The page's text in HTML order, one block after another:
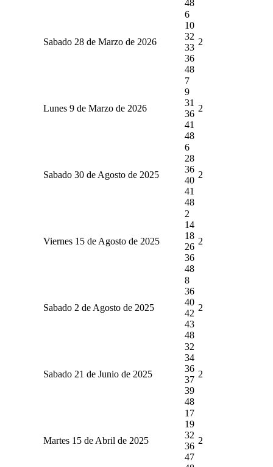
48
Sabado 28 de Marzo de 2026
6
10
32
33
36
48
2
Lunes 9 de Marzo de 2026
7
9
31
36
41
48
2
Sabado 30 de Agosto de 2025
6
28
36
40
41
48
2
Viernes 15 de Agosto de 2025
2
14
18
26
36
48
2
Sabado 2 de Agosto de 2025
8
36
40
42
43
48
2
Sabado 21 de Junio de 2025
32
34
36
37
39
48
2
Martes 15 de Abril de 2025
17
19
32
36
47
2